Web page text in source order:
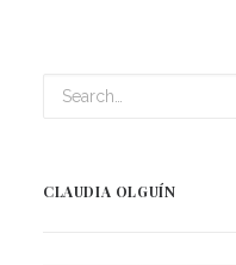
CLAUDIA OLGUÍN